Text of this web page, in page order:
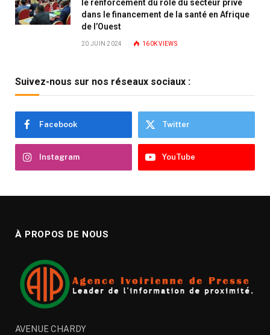
le renforcement du rôle du secteur privé
dans le financement de la santé en Afrique
de l’Ouest
20 JUIN 2024 160KVIEWS
Suivez-nous sur nos réseaux sociaux :
Facebook Twitter
Instagram YouTube
À PROPOS DE NOUS
AVENUE CHARDY